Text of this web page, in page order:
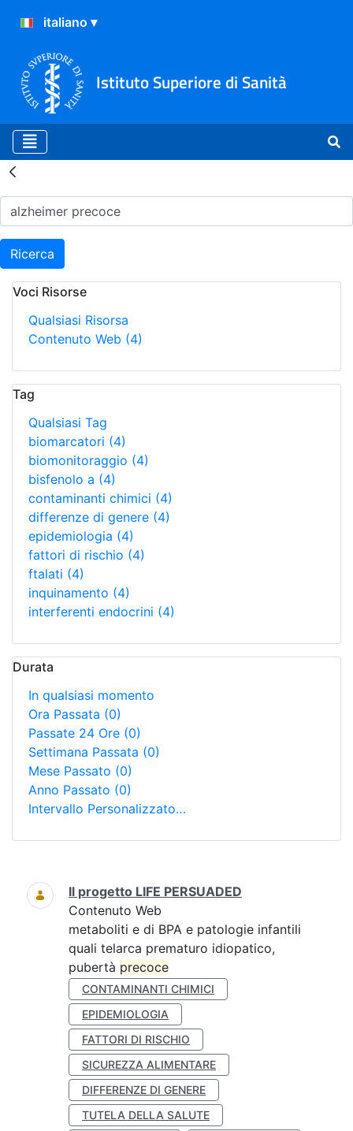
Istituto Superiore di Sanità
Risultati della Ricerca -
Ricerca
Voci Risorse
Qualsiasi Risorsa
Contenuto Web (4)
Tag
Qualsiasi Tag
biomarcatori (4)
biomonitoraggio (4)
bisfenolo a (4)
contaminanti chimici (4)
differenze di genere (4)
epidemiologia (4)
fattori di rischio (4)
ftalati (4)
inquinamento (4)
interferenti endocrini (4)
Durata
In qualsiasi momento
Ora Passata (0)
Passate 24 Ore (0)
Settimana Passata (0)
Mese Passato (0)
Anno Passato (0)
Intervallo Personalizzato…
Ricerca
Il progetto LIFE PERSUADED
Contenuto Web
metaboliti e di BPA e patologie infantili
quali telarca prematuro idiopatico,
pubertà precoce
CONTAMINANTI CHIMICI
EPIDEMIOLOGIA
FATTORI DI RISCHIO
SICUREZZA ALIMENTARE
DIFFERENZE DI GENERE
TUTELA DELLA SALUTE